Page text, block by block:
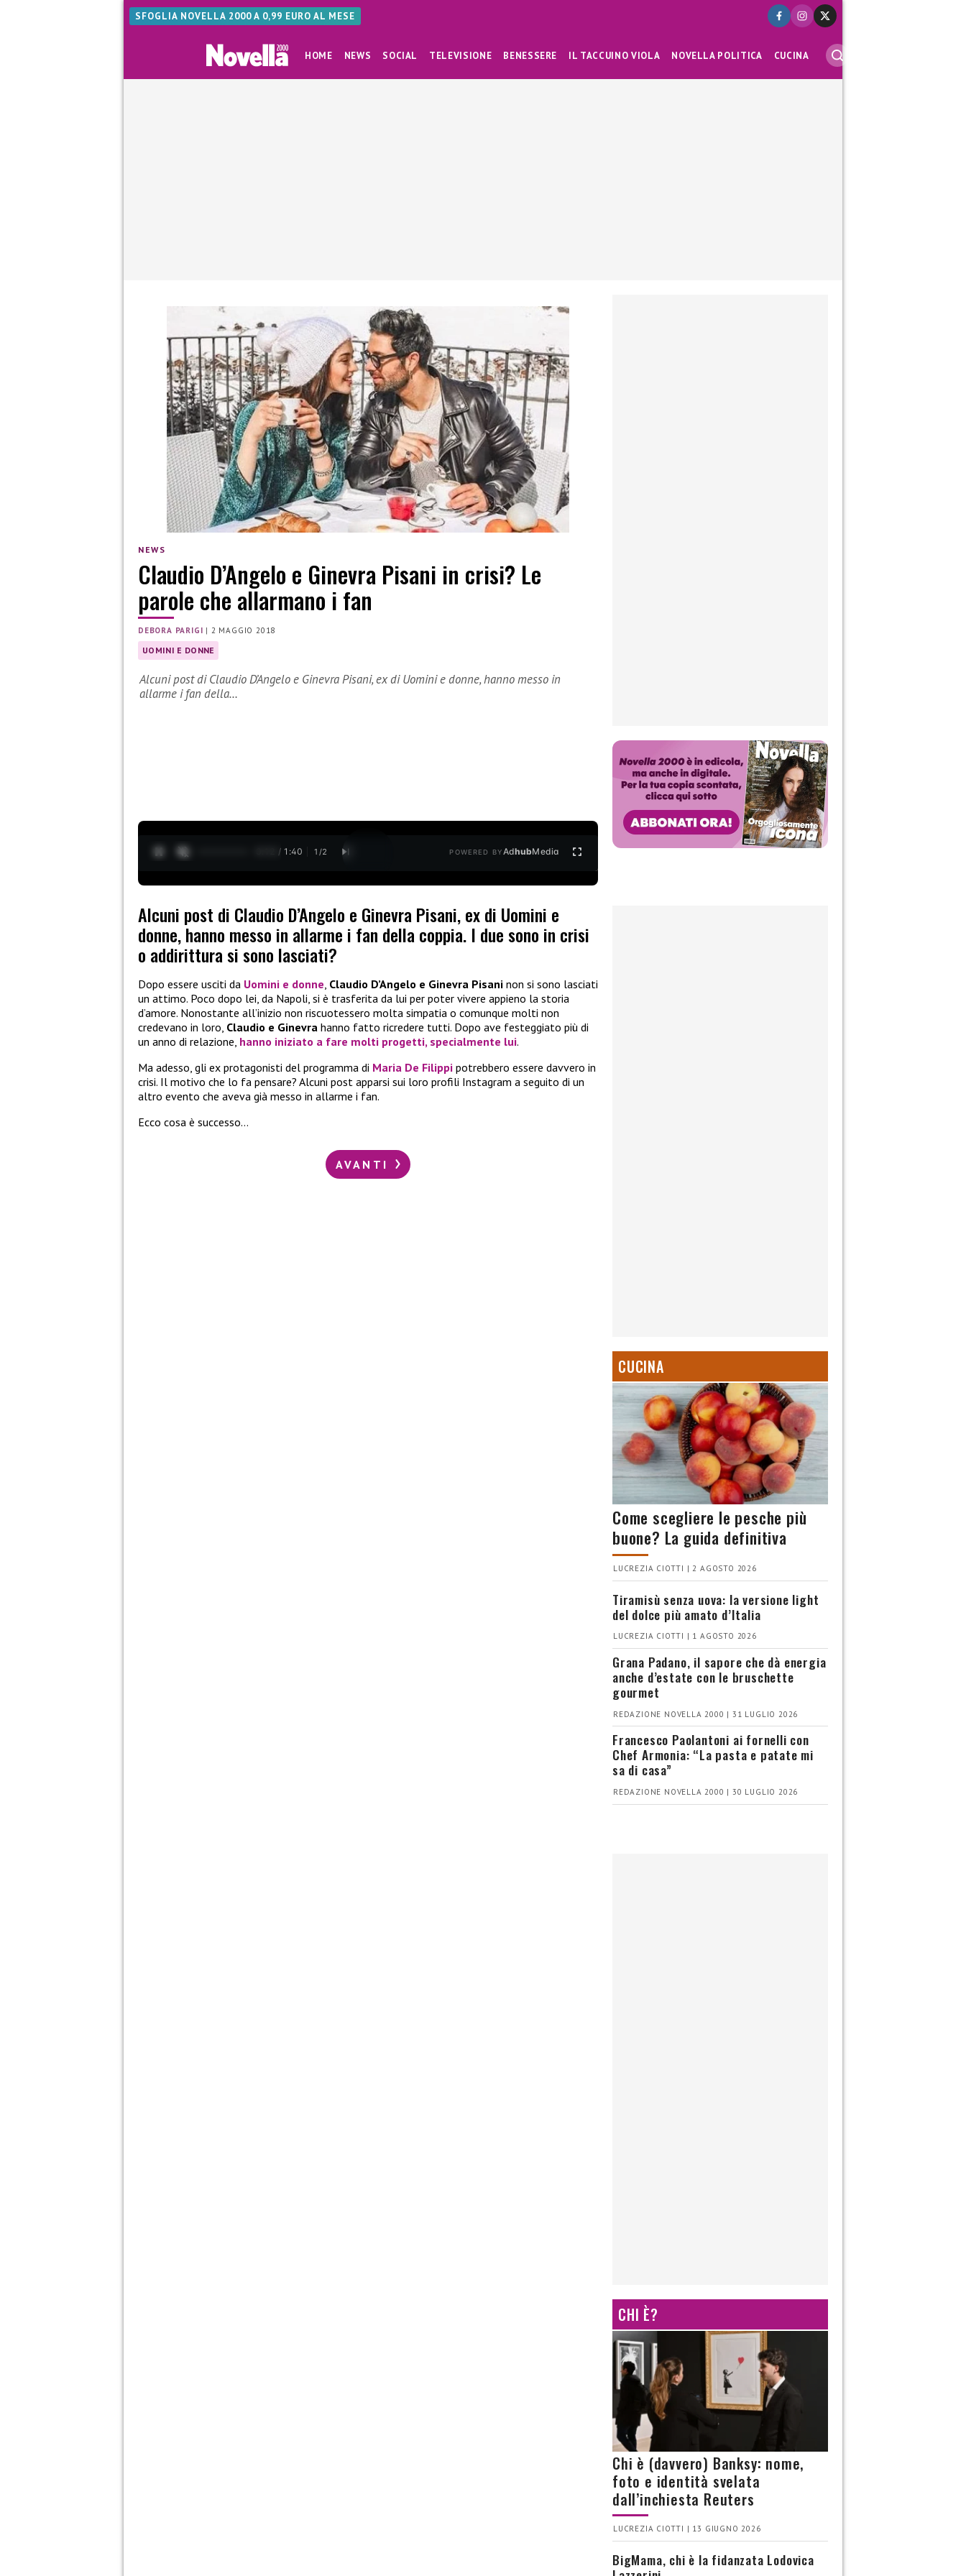
SFOGLIA NOVELLA 2000 A 0,99 EURO AL MESE
HOME NEWS SOCIAL TELEVISIONE BENESSERE IL TACCUINO VIOLA NOVELLA POLITICA CUCINA
NEWS
Claudio D’Angelo e Ginevra Pisani in crisi? Le
parole che allarmano i fan
DEBORA PARIGI | 2 MAGGIO 2018
UOMINI E DONNE
Alcuni post di Claudio D’Angelo e Ginevra Pisani, ex di Uomini e donne, hanno messo in
allarme i fan della…
0:13 / 1:40 1 /2 POWERED BYAdhubMedia
Alcuni post di Claudio D’Angelo e Ginevra Pisani, ex di Uomini e
donne, hanno messo in allarme i fan della coppia. I due sono in crisi
o addirittura si sono lasciati?
Dopo essere usciti da Uomini e donne, Claudio D’Angelo e Ginevra Pisani non si sono lasciati
un attimo. Poco dopo lei, da Napoli, si è trasferita da lui per poter vivere appieno la storia
d’amore. Nonostante all’inizio non riscuotessero molta simpatia o comunque molti non
credevano in loro, Claudio e Ginevra hanno fatto ricredere tutti. Dopo ave festeggiato più di
un anno di relazione, hanno iniziato a fare molti progetti, specialmente lui.
Ma adesso, gli ex protagonisti del programma di Maria De Filippi potrebbero essere davvero in
crisi. Il motivo che lo fa pensare? Alcuni post apparsi sui loro profili Instagram a seguito di un
altro evento che aveva già messo in allarme i fan.
Ecco cosa è successo…
AVANTI
CUCINA
Come scegliere le pesche più
buone? La guida definitiva
LUCREZIA CIOTTI | 2 AGOSTO 2026
Tiramisù senza uova: la versione light
del dolce più amato d’Italia
LUCREZIA CIOTTI | 1 AGOSTO 2026
Grana Padano, il sapore che dà energia
anche d’estate con le bruschette
gourmet
REDAZIONE NOVELLA 2000 | 31 LUGLIO 2026
Francesco Paolantoni ai fornelli con
Chef Armonia: “La pasta e patate mi
sa di casa”
REDAZIONE NOVELLA 2000 | 30 LUGLIO 2026
CHI È?
Chi è (davvero) Banksy: nome,
foto e identità svelata
dall’inchiesta Reuters
LUCREZIA CIOTTI | 13 GIUGNO 2026
BigMama, chi è la fidanzata Lodovica